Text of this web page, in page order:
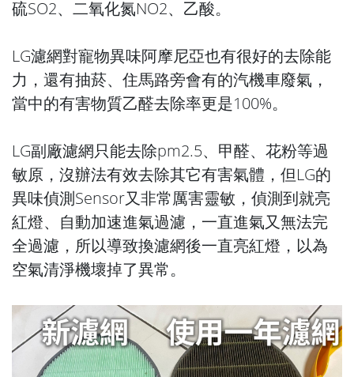
硫SO2、二氧化氮NO2、乙酸。
LG濾網對寵物異味阿摩尼亞也有很好的去除能
力，還有抽菸、住馬路旁會有的汽機車廢氣，
當中的有害物質乙醛去除率更是100%。
LG副廠濾網只能去除pm2.5、甲醛、花粉等過
敏原，沒辦法有效去除其它有害氣體，但LG的
異味偵測Sensor又非常厲害靈敏，偵測到就亮
紅燈、自動加速進氣過濾，一直進氣又無法完
全過濾，所以導致換濾網後一直亮紅燈，以為
空氣清淨機壞掉了異常。